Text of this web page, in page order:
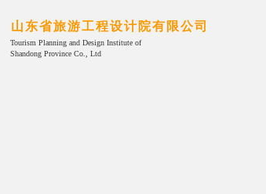
山东省旅游工程设计院有限公司
Tourism Planning and Design Institute of
Shandong Province Co., Ltd